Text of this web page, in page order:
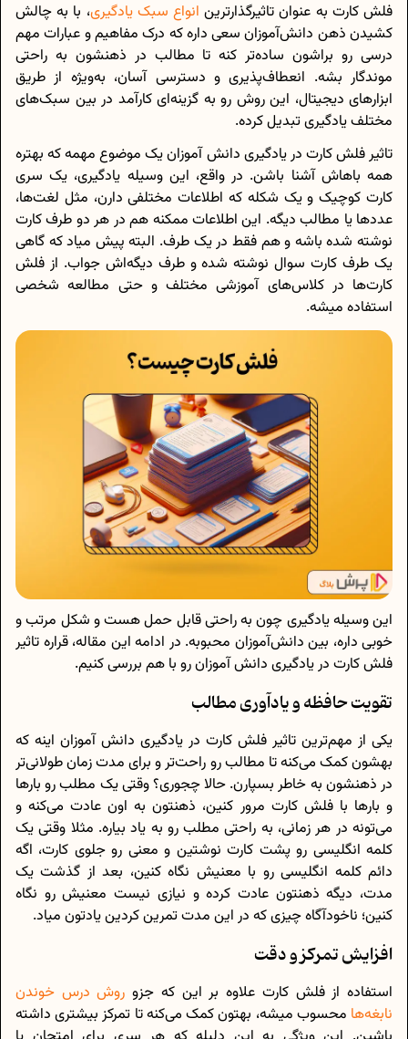
فلش کارت به عنوان تاثیرگذارترین انواع سبک یادگیری، با به چالش
کشیدن ذهن دانش‌آموزان سعی داره که درک مفاهیم و عبارات مهم
درسی رو براشون ساده‌تر کنه تا مطالب در ذهنشون به راحتی
موندگار بشه. انعطاف‌پذیری و دسترسی آسان، به‌ویژه از طریق
ابزارهای دیجیتال، این روش رو به گزینه‌ای کارآمد در بین سبک‌های
مختلف یادگیری تبدیل کرده.
تاثیر فلش کارت در یادگیری دانش آموزان یک موضوع مهمه که بهتره
همه باهاش آشنا باشن. در واقع، این وسیله یادگیری، یک سری
کارت کوچیک و یک شکله که اطلاعات مختلفی دارن، مثل لغت‌ها،
عددها یا مطالب دیگه. این اطلاعات ممکنه هم در هر دو طرف کارت
نوشته شده باشه و هم فقط در یک طرف. البته پیش میاد که گاهی
یک طرف کارت سوال نوشته شده و طرف دیگه‌اش جواب. از فلش
کارت‌ها در کلاس‌های آموزشی مختلف و حتی مطالعه شخصی
استفاده میشه.
این وسیله یادگیری چون به راحتی قابل حمل هست و شکل مرتب و
خوبی داره، بین دانش‌آموزان محبوبه. در ادامه این مقاله، قراره تاثیر
فلش کارت در یادگیری دانش آموزان رو با هم بررسی کنیم.
تقویت حافظه و یادآوری مطالب
یکی از مهم‌ترین تاثیر فلش کارت در یادگیری دانش آموزان اینه که
بهشون کمک می‌کنه تا مطالب رو راحت‌تر و برای مدت زمان طولانی‌تر
در ذهنشون به خاطر بسپارن. حالا چجوری؟ وقتی یک مطلب رو بارها
و بارها با فلش کارت مرور کنین، ذهنتون به اون عادت می‌کنه و
می‌تونه در هر زمانی، به راحتی مطلب رو به یاد بیاره. مثلا وقتی یک
کلمه انگلیسی رو پشت کارت نوشتین و معنی رو جلوی کارت، اگه
دائم کلمه انگلیسی رو با معنیش نگاه کنین، بعد از گذشت یک
مدت، دیگه ذهنتون عادت کرده و نیازی نیست معنیش رو نگاه
کنین؛ ناخودآگاه چیزی که در این مدت تمرین کردین یادتون میاد.
افزایش تمرکز و دقت
استفاده از فلش کارت علاوه بر این که جزو روش درس خوندن
نابغه‌ها محسوب میشه، بهتون کمک می‌کنه تا تمرکز بیشتری داشته